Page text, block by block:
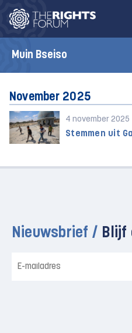
Muin Bseiso
November 2025
4 november 2025
Stemmen uit
Nieuwsbrief / Blijf
mailadres